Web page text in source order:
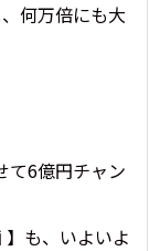
何万倍にも大
て6億円チャン
】も、いよいよ